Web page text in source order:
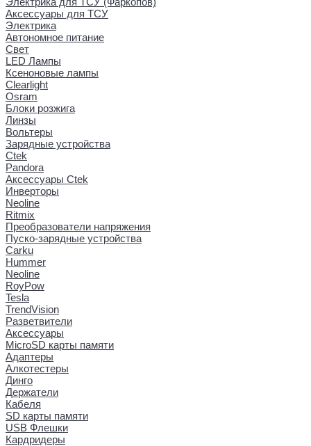
Аксессуары для ТСУ
Электрика
Автономное питание
Свет
LED Лампы
Ксеноновые лампы
Clearlight
Osram
Блоки розжига
Линзы
Вольтеры
Зарядные устройства
Ctek
Pandora
Аксессуары Ctek
Инверторы
Neoline
Ritmix
Преобразователи напряжения
Пуско-зарядные устройства
Carku
Hummer
Neoline
RoyPow
Tesla
TrendVision
Разветвители
Аксессуары
MicroSD карты памяти
Адаптеры
Алкотестеры
Динго
Держатели
Кабеля
SD карты памяти
USB Флешки
Кардридеры